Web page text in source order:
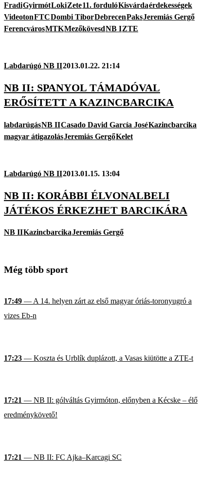
FradiGyirmótLokiZete11. fordulóKisvárdaérdekességek
VideotonFTCDombi TiborDebrecenPaksJeremiás Gergő
FerencvárosMTKMezőkövesdNB IZTE
Labdarúgó NB II2013.01.22. 21:14
NB II: SPANYOL TÁMADÓVAL
ERŐSÍTETT A KAZINCBARCIKA
labdarúgásNB IICasado David García JoséKazincbarcika
magyar átigazolásJeremiás GergőKelet
Labdarúgó NB II2013.01.15. 13:04
NB II: KORÁBBI ÉLVONALBELI
JÁTÉKOS ÉRKEZHET BARCIKÁRA
NB IIKazincbarcikaJeremiás Gergő
Még több sport
17:49 — A 14. helyen zárt az első magyar óriás-toronyugró a
vizes Eb-n
17:23 — Koszta és Urblík duplázott, a Vasas kiütötte a ZTE-t
17:21 — NB II: gólváltás Gyirmóton, előnyben a Kécske – élő
eredménykövető!
17:21 — NB II: FC Ajka–Karcagi SC